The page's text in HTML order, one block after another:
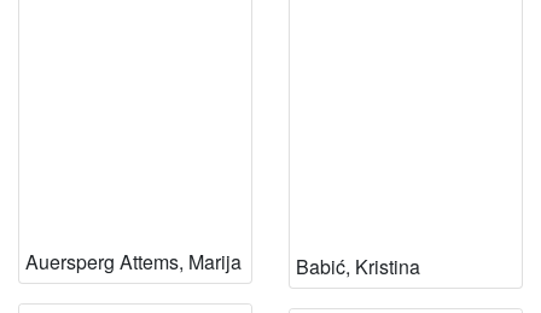
Auersperg Attems, Marija Babić, Kristina